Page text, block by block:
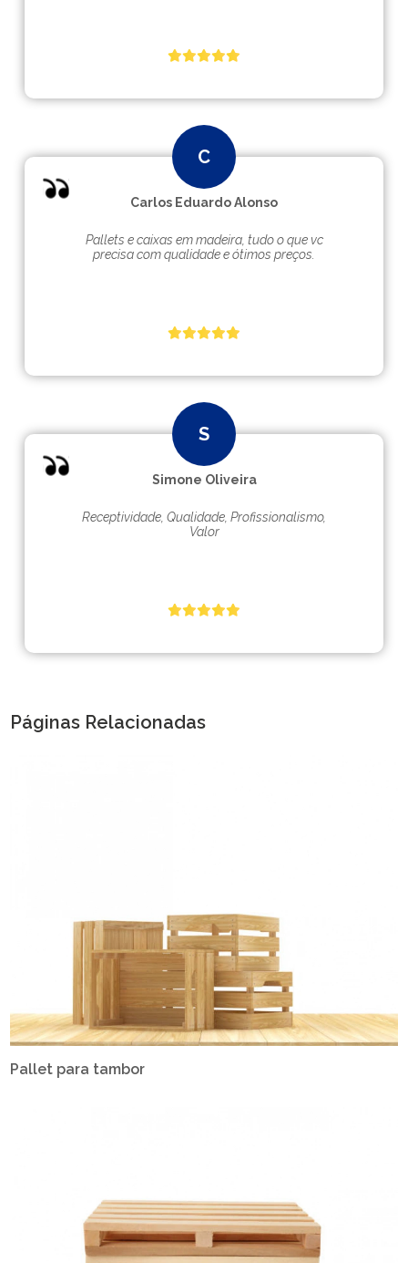
Carlos Eduardo Alonso
Pallets e caixas em madeira, tudo o que vc
precisa com qualidade e ótimos preços.
Simone Oliveira
Receptividade, Qualidade, Profissionalismo,
Valor
Páginas Relacionadas
Pallet para tambor